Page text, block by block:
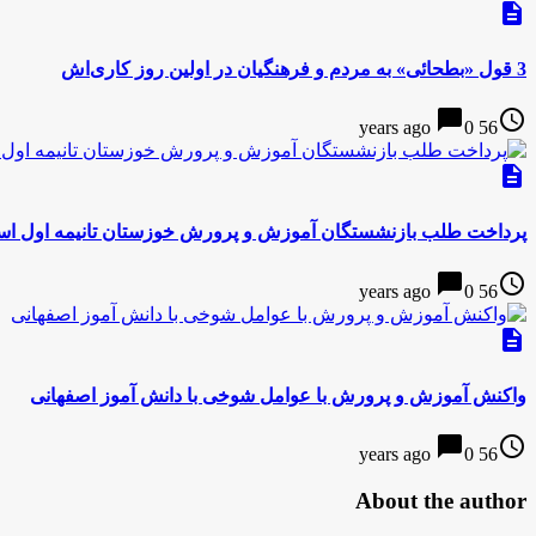
description
3 قول «بطحائی» به مردم و فرهنگیان در اولین روز کاری‌اش
access_time
56 years ago
chat_bubble0
description
پرداخت طلب بازنشستگان آموزش و پرورش خوزستان تانیمه اول
access_time
56 years ago
chat_bubble0
description
واکنش آموزش و پرورش با عوامل شوخی با دانش آموز اصفهانی
access_time
56 years ago
chat_bubble0
About the author